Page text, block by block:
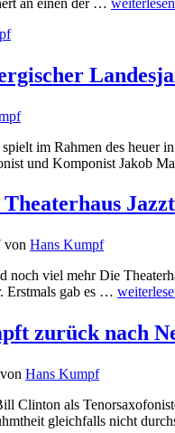
im Rahmen des heuer
und Komponist Jakob
von Hans Kumpf
noch viel mehr Die
Erstmals gab es …
zurück nach
von Hans Kumpf
Clinton als
gleichfalls nicht